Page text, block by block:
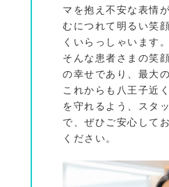
マを抱え不安な表情
むにつれて明るい笑
くいらっしゃいます。
そんな患者さまの笑
の幸せであり、最大
これからも八王子近
を守れるよう、スタ
で、ぜひご安心して
ください。